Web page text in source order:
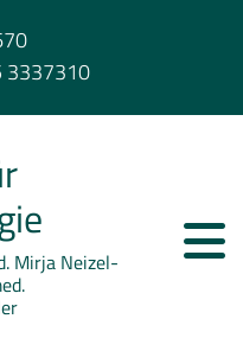
3337310
Mirja Neizel-